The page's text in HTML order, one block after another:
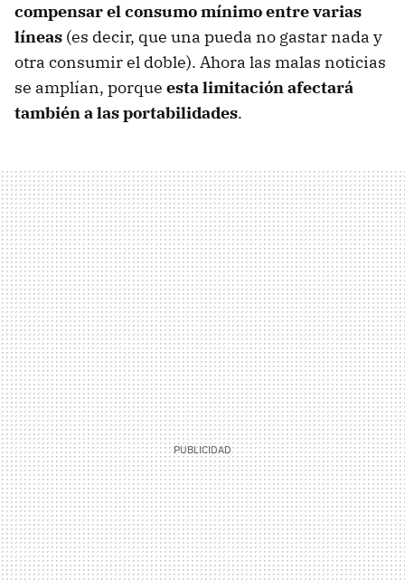
compensar el consumo mínimo entre varias
líneas (es decir, que una pueda no gastar nada y
otra consumir el doble). Ahora las malas noticias
se amplían, porque esta limitación afectará
también a las portabilidades.